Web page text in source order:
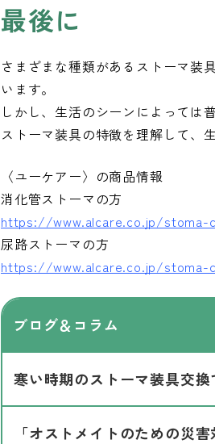
最後に
さまざまな種類があるストーマ装
います。
しかし、生活のシーンによっては
ストーマ装具の特徴を理解して、
〈ユーケアー〉の商品情報
消化管ストーマの方
https://www.alcare.co.jp/
尿路ストーマの方
https://www.alcare.co.jp/
ブログ＆コラム
寒い時期のストーマ装具交
「オストメイトのための災